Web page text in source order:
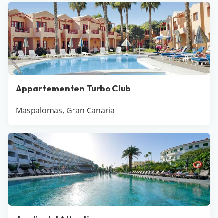
Appartementen Turbo Club
Maspalomas, Gran Canaria